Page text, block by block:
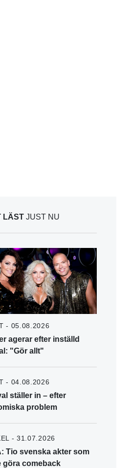
LÄST JUST NU
- 05.08.2026
agerar efter inställd
"Gör allt"
- 04.08.2026
ställer in – efter
problem
- 31.07.2026
Tio svenska akter som
göra comeback